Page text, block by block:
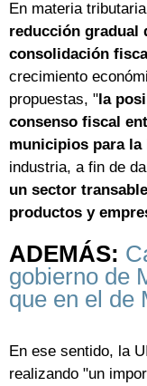
En materia
reducción gradual
consolidación
crecimiento
propuestas, " la
consenso fiscal
municipios para la
industria, a fin de
un sector
productos y
ADEMÁS:
gobierno de
que en el de
En ese sentido, la
realizando "un